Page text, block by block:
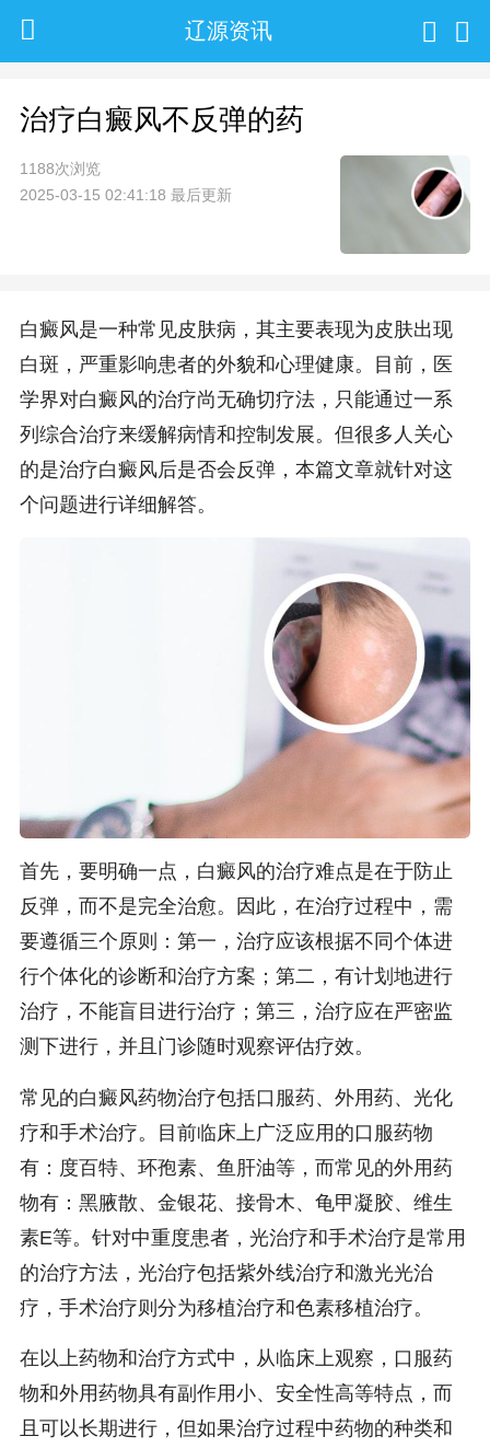
辽源资讯
治疗白癜风不反弹的药
1188次浏览
2025-03-15 02:41:18 最后更新
白癜风是一种常见皮肤病，其主要表现为皮肤出现
白斑，严重影响患者的外貌和心理健康。目前，医
学界对白癜风的治疗尚无确切疗法，只能通过一系
列综合治疗来缓解病情和控制发展。但很多人关心
的是治疗白癜风后是否会反弹，本篇文章就针对这
个问题进行详细解答。
首先，要明确一点，白癜风的治疗难点是在于防止
反弹，而不是完全治愈。因此，在治疗过程中，需
要遵循三个原则：第一，治疗应该根据不同个体进
行个体化的诊断和治疗方案；第二，有计划地进行
治疗，不能盲目进行治疗；第三，治疗应在严密监
测下进行，并且门诊随时观察评估疗效。
常见的白癜风药物治疗包括口服药、外用药、光化
疗和手术治疗。目前临床上广泛应用的口服药物
有：度百特、环孢素、鱼肝油等，而常见的外用药
物有：黑腋散、金银花、接骨木、龟甲凝胶、维生
素E等。针对中重度患者，光治疗和手术治疗是常用
的治疗方法，光治疗包括紫外线治疗和激光光治
疗，手术治疗则分为移植治疗和色素移植治疗。
在以上药物和治疗方式中，从临床上观察，口服药
物和外用药物具有副作用小、安全性高等特点，而
且可以长期进行，但如果治疗过程中药物的种类和